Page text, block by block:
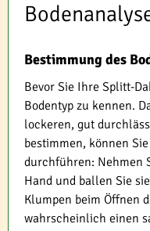
Bestimmung des
Bevor Sie Ihre Splitt-
Bodentyp zu kennen.
lockeren, gut
bestimmen, können
durchführen: Nehmen
Hand und ballen Sie
Klumpen beim Öffnen
wahrscheinlich einen